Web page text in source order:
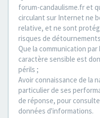
forum-candaulisme.fr et
circulant sur Internet ne
relative, et ne sont
risques de
Que la communication
caractère sensible est
périls ;
Avoir connaissance de la
particulier de ses
de réponse, pour
données d'informations.